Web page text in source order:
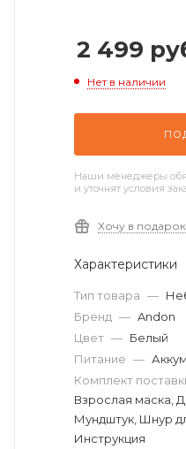
2 499
Нет в наличии
Наши менеджеры
и уточнят условия
Хочу в подарок
Характеристики
Тип товара —
Бренд — Andon
Цвет — Белый
Питание —
Комплект
Взрослая маска,
Мундштук, Шнур
Инструкция